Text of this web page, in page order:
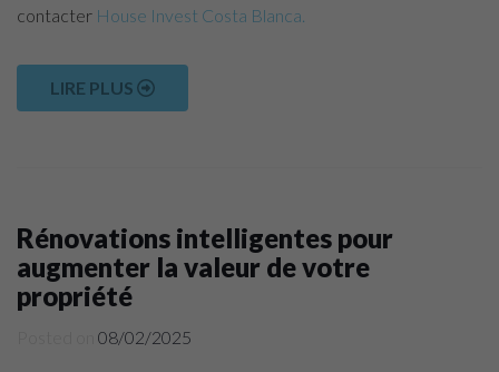
contacter House Invest Costa Blanca.
LIRE PLUS
Rénovations intelligentes pour
augmenter la valeur de votre
propriété
08/02/2025